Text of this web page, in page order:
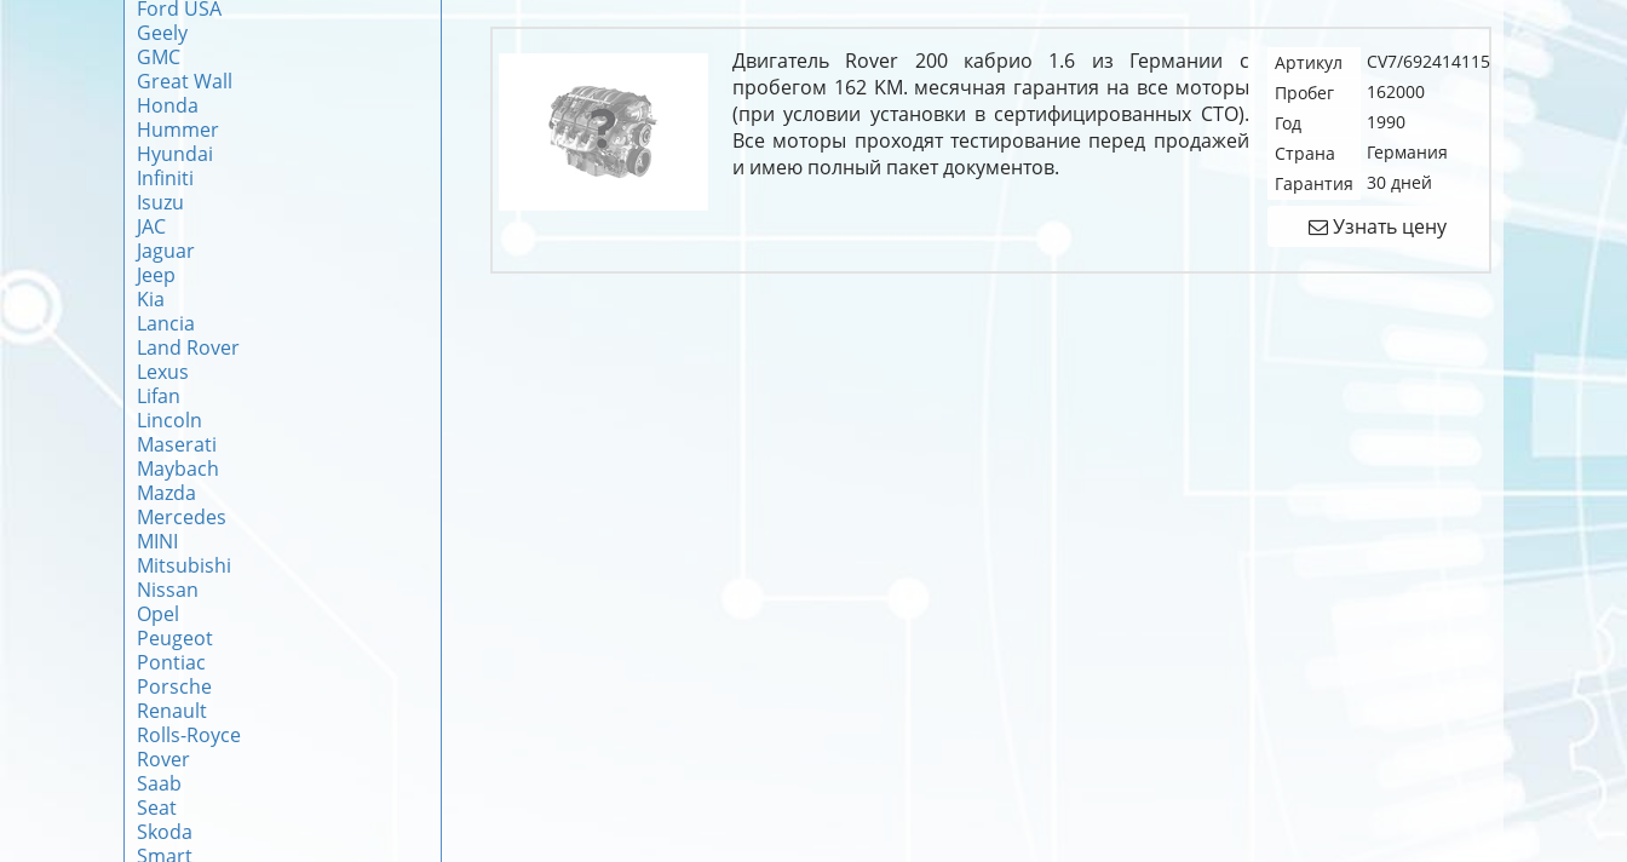
Ford USA
Geely
GMC
Great Wall
Honda
Hummer
Hyundai
Infiniti
Isuzu
JAC
Jaguar
Jeep
Kia
Lancia
Land Rover
Lexus
Lifan
Lincoln
Maserati
Maybach
Mazda
Mercedes
MINI
Mitsubishi
Nissan
Opel
Peugeot
Pontiac
Porsche
Renault
Rolls-Royce
Rover
Saab
Seat
Skoda
Smart
Двигатель Rover 200 кабрио 1.6 из Германии с
пробегом 162 KM. месячная гарантия на все моторы
(при условии установки в сертифицированных СТО).
Все моторы проходят тестирование перед продажей
и имею полный пакет документов.
Артикул
CV7/692414115
Пробег
162000
Год
1990
Страна
Германия
Гарантия
30 дней
Узнать цену